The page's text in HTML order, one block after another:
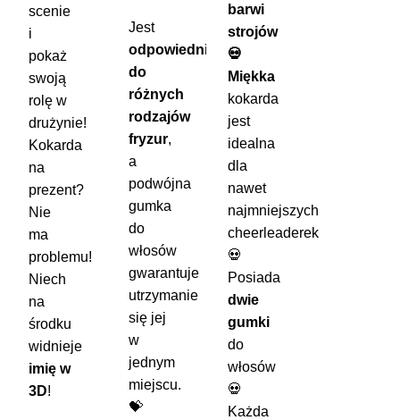
scenie
i
pokaż
swoją
rolę w
drużynie!
Kokarda
na
prezent?
Nie
ma
problemu!
Niech
na
środku
widnieje
imię w
3D!
Jest
odpowiednia
do
różnych
rodzajów
fryzur,
a
podwójna
gumka
do
włosów
gwarantuje
utrzymanie
się jej
w
jednym
miejscu.
💝
barwi
strojów
💀
Miękka
kokarda
jest
idealna
dla
nawet
najmniejszych
cheerleaderek
💀
Posiada
dwie
gumki
do
włosów
💀
Każda